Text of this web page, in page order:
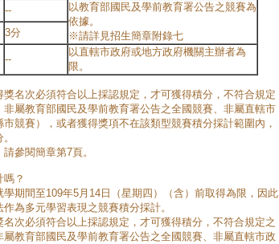
--
以教育部國民及學前教育署公告之競賽為
依據。
※請詳見招生簡章附錄七
3分
--
以直轄市政府或地方政府機關主辦者為
限。
名次必須符合以上採認規定，才可獲得積分，不符合規定
屬教育部國民及學前教育署公告之全國競賽、非屬直轄市
競賽），或者獲得獎項不在該類型競賽積分採計範圍內，
參閱簡章第7頁。
？
期間至109年5月14日（星期四）（含）前取得為限，因此
為多元學習表現之競賽積分採計。
次必須符合以上採認規定，才可獲得積分，不符合規定之
教育部國民及學前教育署公告之全國競賽、非屬直轄市政